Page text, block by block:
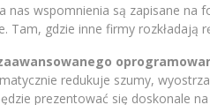
nas wspomnienia są zapisane
Tam, gdzie inne firmy
redukuje szumy,
prezentować się doskonale